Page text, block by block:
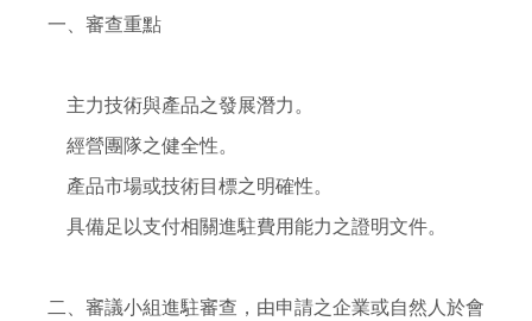
一、審查重點
二、審議小組進駐審查，由申請之企業或自然人於會